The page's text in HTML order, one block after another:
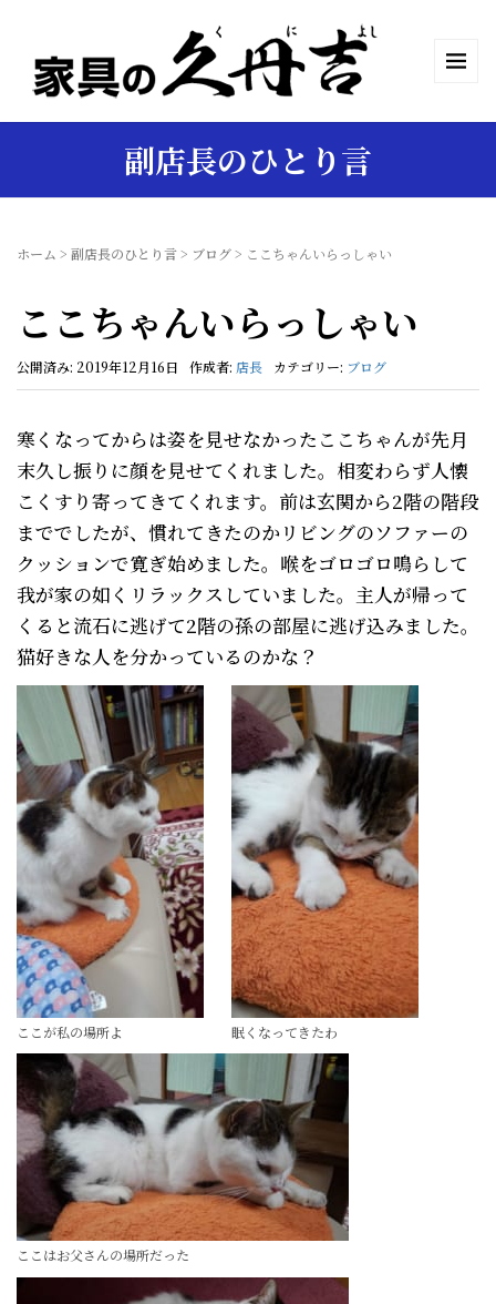
副店長のひとり言
ホーム > 副店長のひとり言> ブログ> ここちゃんいらっしゃい
ここちゃんいらっしゃい
公開済み: 2019年12月16日 作成者: 店長 カテゴリー: ブログ
寒くなってからは姿を見せなかったここちゃんが先月
末久し振りに顔を見せてくれました。相変わらず人懐
こくすり寄ってきてくれます。前は玄関から2階の階段
まででしたが、慣れてきたのかリビングのソファーの
クッションで寛ぎ始めました。喉をゴロゴロ鳴らして
我が家の如くリラックスしていました。主人が帰って
くると流石に逃げて2階の孫の部屋に逃げ込みました。
猫好きな人を分かっているのかな？
ここが私の場所よ 眠くなってきたわ
ここはお父さんの場所だった